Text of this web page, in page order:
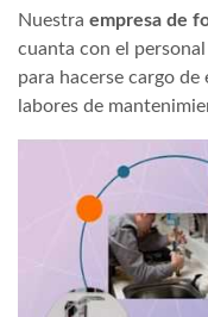
Nuestra empresa de
cuanta con el
para hacerse cargo
labores de